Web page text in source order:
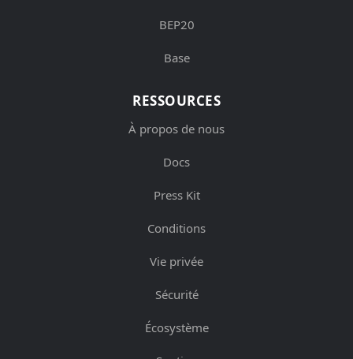
BEP20
Base
RESSOURCES
À propos de nous
Docs
Press Kit
Conditions
Vie privée
Sécurité
Écosystème